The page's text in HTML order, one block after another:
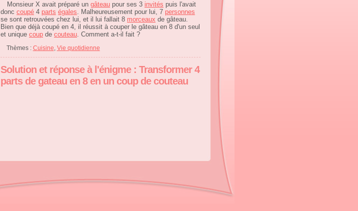
Monsieur X avait préparé un gâteau pour ses 3 invités puis l'avait
donc coupé 4 parts égales. Malheureusement pour lui, 7 personnes
se sont retrouvées chez lui, et il lui fallait 8 morceaux de gâteau.
Bien que déjà coupé en 4, il réussit à couper le gâteau en 8 d'un seul
et unique coup de couteau. Comment a-t-il fait ?
Thèmes : Cuisine Vie quotidienne
Solution et réponse à l'énigme : Transformer 4
parts de gateau en 8 en un coup de couteau